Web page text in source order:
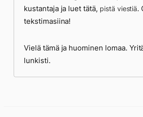
kustantaja ja luet tätä, pistä viestiä.
tekstimasiina!
Vielä tämä ja huominen lomaa.
lunkisti.